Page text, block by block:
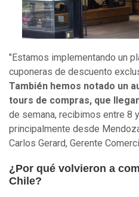
"Estamos implementando un
cuponeras de descuento
También hemos notado un
tours de compras, que
de semana, recibimos entre 8
principalmente desde
Carlos Gerard, Gerente
¿Por qué volvieron a
Chile?